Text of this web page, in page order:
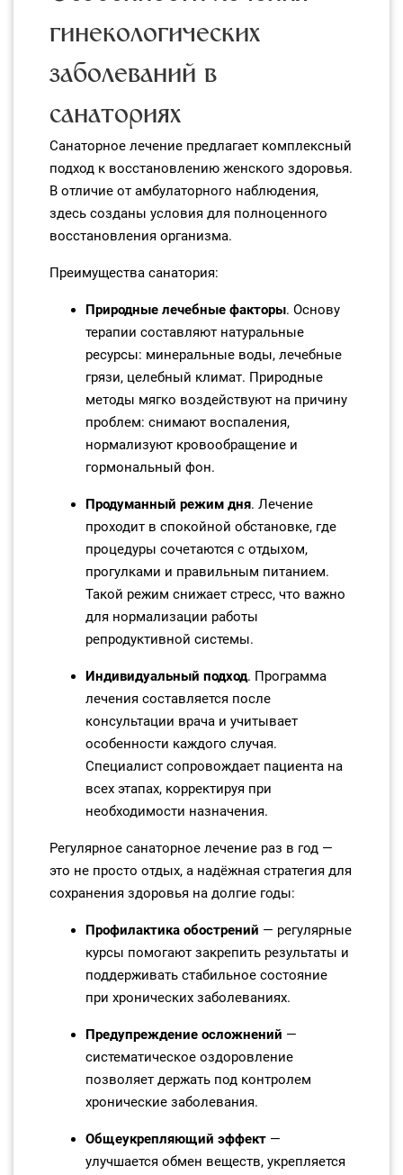
гинекологических
заболеваний в
санаториях
Санаторное лечение предлагает комплексный
подход к восстановлению женского здоровья.
В отличие от амбулаторного наблюдения,
здесь созданы условия для полноценного
восстановления организма.
Преимущества санатория:
Природные лечебные факторы. Основу
терапии составляют натуральные
ресурсы: минеральные воды, лечебные
грязи, целебный климат. Природные
методы мягко воздействуют на причину
проблем: снимают воспаления,
нормализуют кровообращение и
гормональный фон.
Продуманный режим дня. Лечение
проходит в спокойной обстановке, где
процедуры сочетаются с отдыхом,
прогулками и правильным питанием.
Такой режим снижает стресс, что важно
для нормализации работы
репродуктивной системы.
Индивидуальный подход. Программа
лечения составляется после
консультации врача и учитывает
особенности каждого случая.
Специалист сопровождает пациента на
всех этапах, корректируя при
необходимости назначения.
Регулярное санаторное лечение раз в год —
это не просто отдых, а надёжная стратегия для
сохранения здоровья на долгие годы:
Профилактика обострений — регулярные
курсы помогают закрепить результаты и
поддерживать стабильное состояние
при хронических заболеваниях.
Предупреждение осложнений —
систематическое оздоровление
позволяет держать под контролем
хронические заболевания.
Общеукрепляющий эффект —
улучшается обмен веществ, укрепляется